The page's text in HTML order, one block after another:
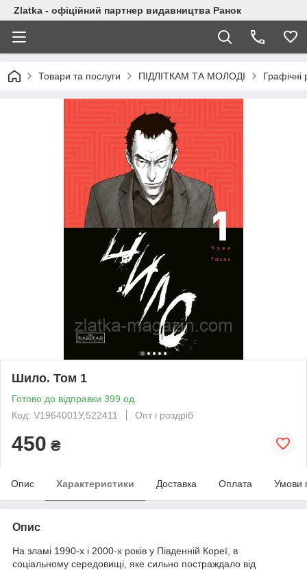
Zlatka - офіційний партнер видавництва Ранок
Товари та послуги ПІДЛІТКАМ ТА МОЛОДІ
Шило. Том 1
Готово до відправки 399 од.
Код: V1964001У,522411
Опт і роздріб
450 ₴
Опис Характеристики Доставка Оплата Умови
Опис
На зламі 1990-х і 2000-х років у Південній Кореї, в
соціальному середовищі, яке сильно постраждало від